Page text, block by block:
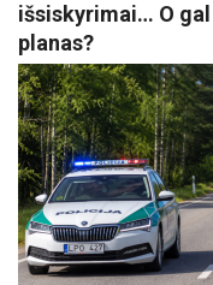
išsiskyrimai… O
planas?